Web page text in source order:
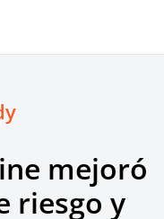
mejoró
riesgo y